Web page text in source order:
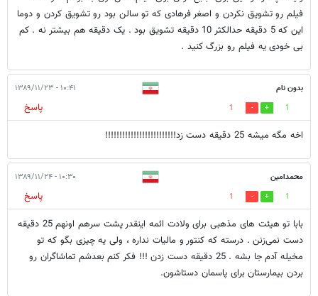
فیلم رو تشویق نکردن و اصغر فرهادی که تو سالن بود رو تشویق کردن و دوما
این که 5 دقیقه حدالکثر 10 دقیقه تشویق بود . یک دقیقه هم بیشتر نه . کم
بی خودی یه فیلم رو بزرگ کنید .
بدون نام ۱۰:۴۱ - ۱۳۸۹/۱۱/۲۳
1
1
پاسخ
اخه مگه میشه 25 دقیقه دست زد!!!!!!!!!!!!!!!!!!!!!!!!!
محمدامین ۱۰:۳۰ - ۱۳۸۹/۱۱/۲۴
1
1
پاسخ
بابا تو هیئت های مذهبی برای ولادت ائمه اینقدر پشت سرهم اونهم 25 دقیقه
دست نمی‌زنن . درسته که کنتور و مالیات نداره ، ولی یه چیزی بگو که تو
مخیله آدم جا بشه . 25 دقیقه دست زدن !!!‌ فکر کنم بعدشم تماشاگران رو
بردن بیمارستان برای پاسمان دستاشون.